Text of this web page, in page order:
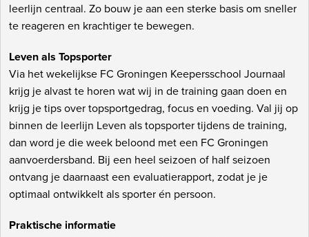
leerlijn centraal. Zo bouw je aan een sterke basis om sneller
te reageren en krachtiger te bewegen.
Leven als Topsporter
Via het wekelijkse FC Groningen Keepersschool Journaal
krijg je alvast te horen wat wij in de training gaan doen en
krijg je tips over topsportgedrag, focus en voeding. Val jij op
binnen de leerlijn Leven als topsporter tijdens de training,
dan word je die week beloond met een FC Groningen
aanvoerdersband. Bij een heel seizoen of half seizoen
ontvang je daarnaast een evaluatierapport, zodat je je
optimaal ontwikkelt als sporter én persoon.
Praktische informatie